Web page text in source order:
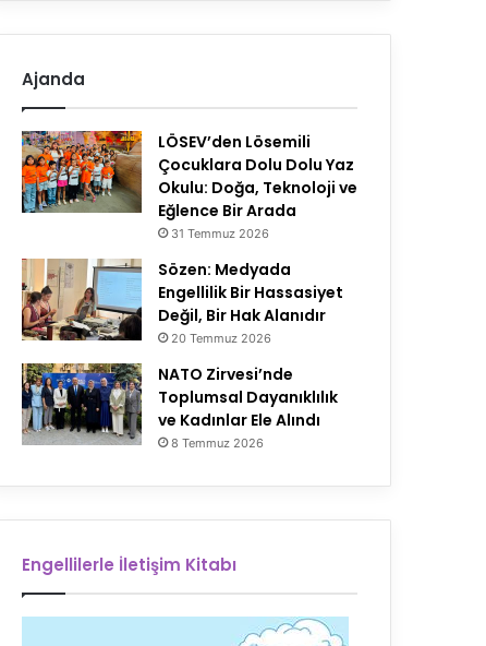
Ajanda
LÖSEV’den Lösemili
Çocuklara Dolu Dolu Yaz
Okulu: Doğa, Teknoloji ve
Eğlence Bir Arada
31 Temmuz 2026
Sözen: Medyada
Engellilik Bir Hassasiyet
Değil, Bir Hak Alanıdır
20 Temmuz 2026
NATO Zirvesi’nde
Toplumsal Dayanıklılık
ve Kadınlar Ele Alındı
8 Temmuz 2026
Engellilerle İletişim Kitabı